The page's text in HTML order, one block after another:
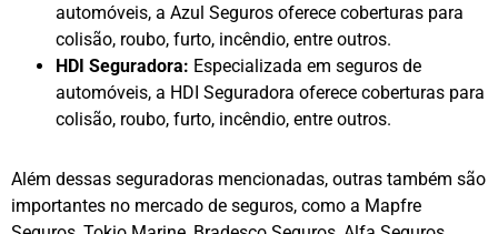
automóveis, a Azul Seguros oferece coberturas para
colisão, roubo, furto, incêndio, entre outros.
HDI Seguradora: Especializada em seguros de
automóveis, a HDI Seguradora oferece coberturas para
colisão, roubo, furto, incêndio, entre outros.
Além dessas seguradoras mencionadas, outras também são
importantes no mercado de seguros, como a Mapfre